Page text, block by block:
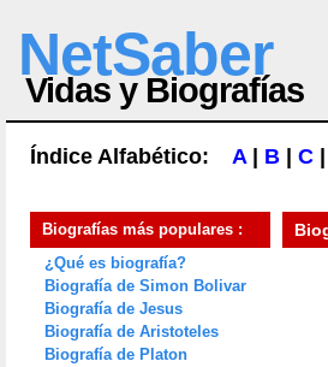
NetSaber
Vidas y Biografías
Índice Alfabético: A| B C
Biografías más populares :
¿Qué es biografía?
Biografía de Simon Bolivar
Biografía de Jesus
Biografía de Aristoteles
Biografía de Platon